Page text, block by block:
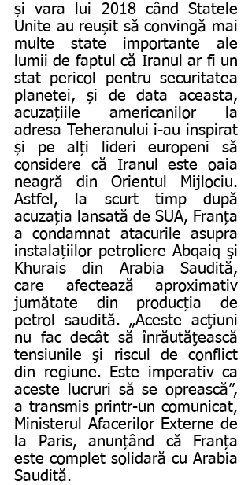
și vara lui 2018 când Statele
Unite au reușit să convingă mai
multe state importante ale
lumii de faptul că Iranul ar fi un
stat pericol pentru securitatea
planetei, și de data aceasta,
acuzațiile americanilor la
adresa Teheranului i-au inspirat
și pe alți lideri europeni să
considere că Iranul este oaia
neagră din Orientul Mijlociu.
Astfel, la scurt timp după
acuzația lansată de SUA, Franța
a condamnat atacurile asupra
instalațiilor petroliere Abqaiq şi
Khurais din Arabia Saudită,
care afectează aproximativ
jumătate din producția de
petrol saudită. „Aceste acţiuni
nu fac decât să înrăutăţească
tensiunile şi riscul de conflict
din regiune. Este imperativ ca
aceste lucruri să se oprească”,
a transmis printr-un comunicat,
Ministerul Afacerilor Externe de
la Paris, anunțând că Franța
este complet solidară cu Arabia
Saudită.